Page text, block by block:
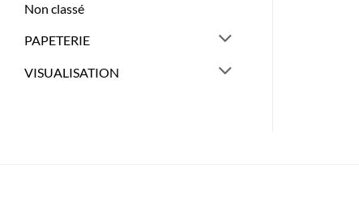
Non classé
PAPETERIE
VISUALISATION